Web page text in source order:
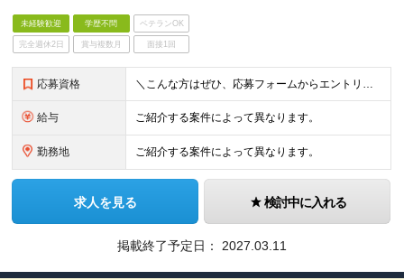
未経験歓迎 学歴不問 ベテランOK
完全週休2日 賞与複数月 面接1回
応募資格 ＼こんな方はぜひ、応募フォームからエントリーください／ ・type転職エージェントのサービスや 無料セミナーにご興味をお持ちいただける方 ・転職活動の情報収集をされている方 ・転職活動のお悩みをお持
給与 ご紹介する案件によって異なります。
勤務地 ご紹介する案件によって異なります。
求人を見る 検討中に入れる
掲載終了予定日： 2027.03.11